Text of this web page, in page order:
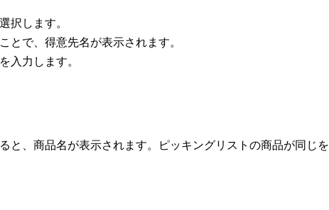
択します。
とで、得意先名が表示されます。
入力します。
と、商品名が表示されます。ピッキングリストの商品が同じを